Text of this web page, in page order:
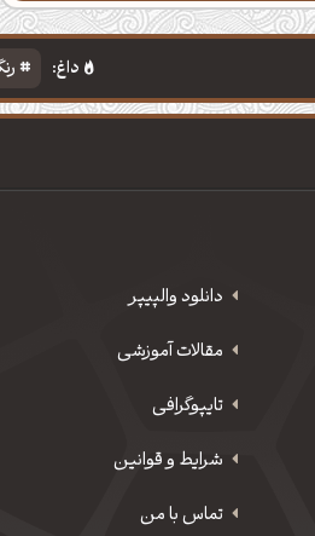
داغ:
دانلود‌ والپیپر
مقالات آموزشی
‌تایپوگرافی
شرایط و قوانین
تماس با من